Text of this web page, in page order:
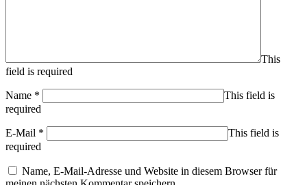
This
field is required
Name *
This field is
required
E-Mail *
This field is
required
Name, E-Mail-Adresse und Website in diesem Browser für